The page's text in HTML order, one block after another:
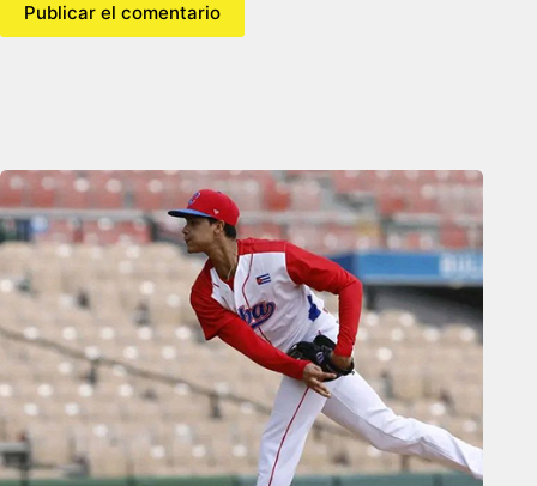
Publicar el comentario